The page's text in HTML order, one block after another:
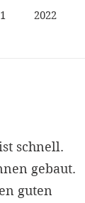
2022
schnell.
gebaut.
guten